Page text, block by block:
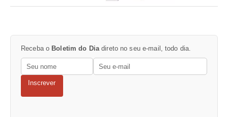
Receba o Boletim do Dia direto no seu e-mail, todo dia.
Inscrever